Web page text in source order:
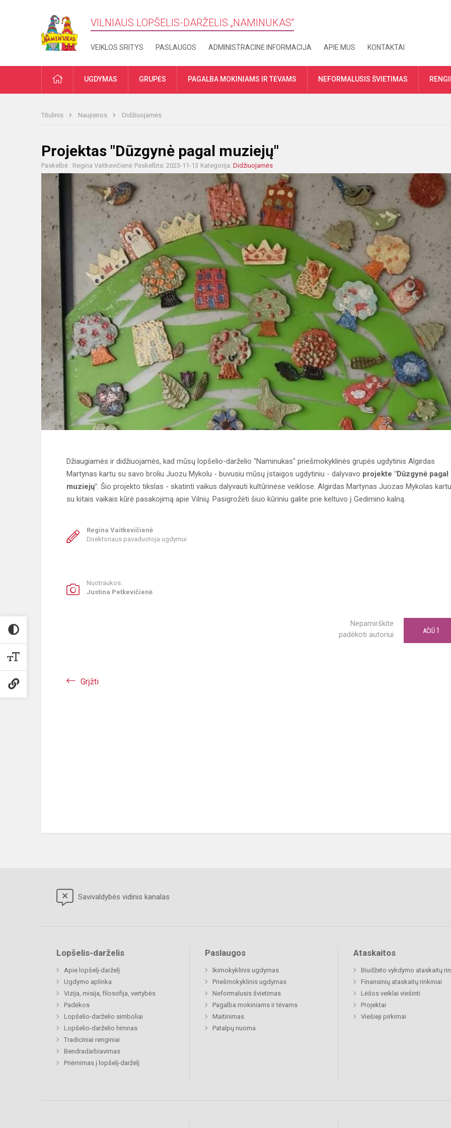
VILNIAUS LOPŠELIS-DARŽELIS „​NAMINUKAS“
VEIKLOS SRITYS PASLAUGOS ADMINISTRACINĖ INFORMACIJA APIE MUS KONTAKTAI
PRADŽIAUGDYMAS GRUPĖS PAGALBA MOKINIAMS IR TĖVAMS NEFORMALUSIS ŠVIETIMAS
Titulinis Naujienos Didžiuojamės
Projektas "Dūzgynė pagal muziejų"
Paskelbė : Regina Vaitkevičienė Paskelbta: 2023-11-13 Kategorija: Didžiuojamės
Džiaugiamės ir didžiuojamės, kad mūsų lopšelio-darželio "Naminukas" priešmokyklinės grupės ugdytinis Algirdas
Martynas kartu su savo broliu Juozu Mykolu - buvusiu mūsų įstaigos ugdytiniu - dalyvavo projekte "Dūzgynė pagal
muziejų". Šio projekto tikslas - skatinti vaikus dalyvauti kultūrinėse veiklose. Algirdas Martynas Juozas Mykolas kartu
su kitais vaikais kūrė pasakojimą apie Vilnių. Pasigrožėti šiuo kūriniu galite prie keltuvo į Gedimino kalną.
Regina Vaitkevičienė
Direktoriaus pavaduotoja ugdymui
Nuotraukos:
Justina Petkevičienė
Nepamirškite
padėkoti autoriui
AČIŪ 1
Grįžti
Savivaldybės vidinis kanalas
Lopšelis-darželis
Apie lopšelį-darželį
Ugdymo aplinka
Vizija, misija, filosofija, vertybės
Padėkos
Lopšelio-darželio simboliai
Lopšelio-darželio himnas
Tradiciniai renginiai
Bendradarbiavimas
Priėmimas į lopšelį-darželį
Paslaugos
Ikimokyklinis ugdymas
Priešmokyklinis ugdymas
Neformalusis švietimas
Pagalba mokiniams ir tėvams
Maitinimas
Patalpų nuoma
Ataskaitos
Biudžeto vykdymo ataskaitų
Finansinių ataskaitų rinkiniai
Lėšos veiklai viešinti
Projektai
Viešieji pirkimai